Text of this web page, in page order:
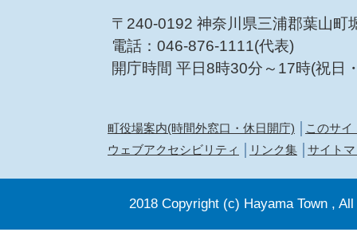
〒240-0192 神奈川県三浦郡葉山町
電話：046-876-1111(代表)
開庁時間 平日8時30分～17時(祝日
町役場案内(時間外窓口・休日開庁)
このサイ
ウェブアクセシビリティ
リンク集 サイト
2018 Copyright (c) Hayama Town ,